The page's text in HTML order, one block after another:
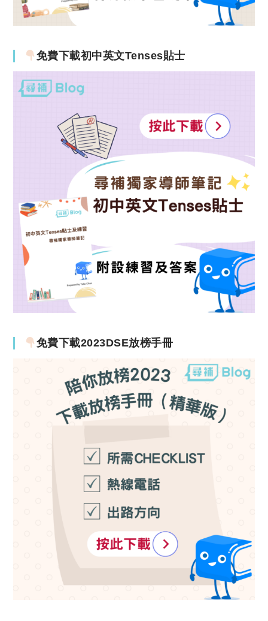
免費下載初中英文Tenses貼士
免費下載2023DSE放榜手冊